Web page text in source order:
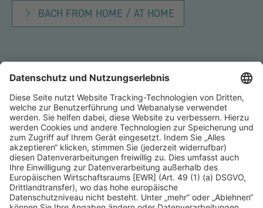
BACH FROM HOME / AT HOME
Kontakt
Presse
Förderer